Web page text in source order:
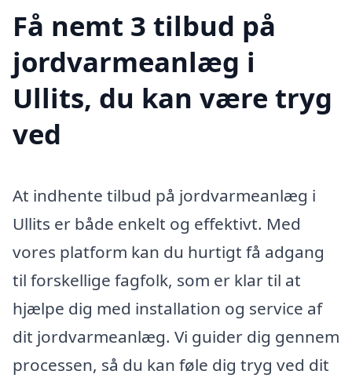
Få nemt 3 tilbud på
jordvarmeanlæg i
Ullits, du kan være tryg
ved
At indhente tilbud på jordvarmeanlæg i
Ullits er både enkelt og effektivt. Med
vores platform kan du hurtigt få adgang
til forskellige fagfolk, som er klar til at
hjælpe dig med installation og service af
dit jordvarmeanlæg. Vi guider dig gennem
processen, så du kan føle dig tryg ved dit